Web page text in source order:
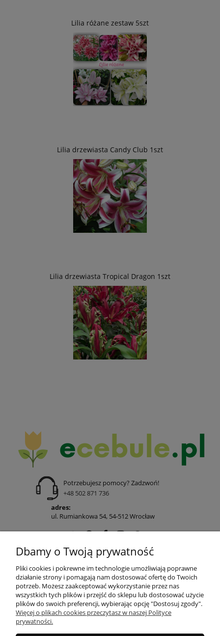
Lilia różane zestaw 5szt
Lilia drzewiasta Candy Club 1szt
Lilia drzewiasta Tropical Dragon 1szt
Potrzebujesz pomocy? Zadzwoń!
+48 502 871 736
adres:
ul. Rumiankowa 54, 54-512 Wrocław
POMOC
MOJE KONTO
Dbamy o Twoją prywatność
Pliki cookies i pokrewne im technologie umożliwiają poprawne
działanie strony i pomagają nam dostosować ofertę do Twoich
potrzeb. Możesz zaakceptować wykorzystanie przez nas
wszystkich tych plików i przejść do sklepu lub dostosować użycie
plików do swoich preferencji, wybierając opcję "Dostosuj zgody".
Więcej o plikach cookies przeczytasz w naszej Polityce
prywatności.